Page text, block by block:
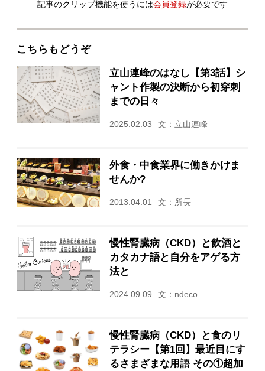
記事のクリップ機能を使うには会員登録が必要です
こちらもどうぞ
立山連峰のはなし【第3話】シ
ャント作製の決断から初穿刺
までの日々
2025.02.03 文：立山連峰
外食・中食業界に働きかけま
せんか?
2013.04.01 文：所長
慢性腎臓病（CKD）と飲酒と
カタカナ語と自分をアゲる方
法と
2024.09.09 文：ndeco
慢性腎臓病（CKD）と食のリ
テラシー【第1回】最近目にす
るさまざまな用語 その①超加